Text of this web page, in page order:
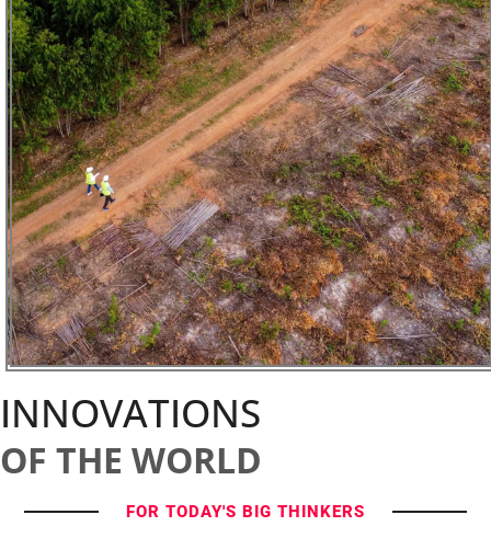
INNOVATIONS
OF THE WORLD
FOR TODAY'S BIG THINKERS